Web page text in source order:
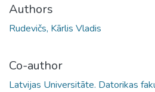
Authors
Rudevičs, Kārlis Vladis
Co-author
Latvijas Universitāte. Datorikas